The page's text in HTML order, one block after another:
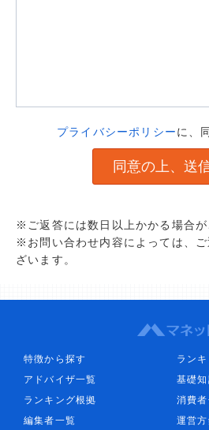
プライバシーポリシーに、
※ご返答には数日以上かかる場合が
※お問い合わせ内容によっては、
ざいます。
特徴から探す
ラン
アドバイザ一覧
基礎
ランキング根拠
消費
編集者一覧
運営